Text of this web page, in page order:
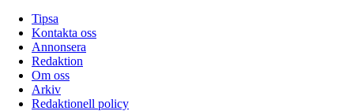
Tipsa
Kontakta oss
Annonsera
Redaktion
Om oss
Arkiv
Redaktionell policy